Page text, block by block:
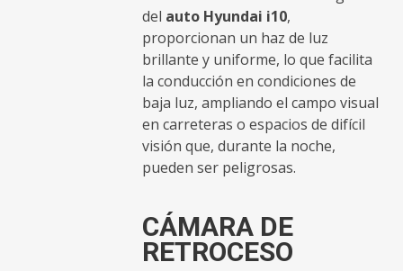
del auto Hyundai i10,
proporcionan un haz de luz
brillante y uniforme, lo que facilita
la conducción en condiciones de
baja luz, ampliando el campo visual
en carreteras o espacios de difícil
visión que, durante la noche,
pueden ser peligrosas.
CÁMARA DE
RETROCESO